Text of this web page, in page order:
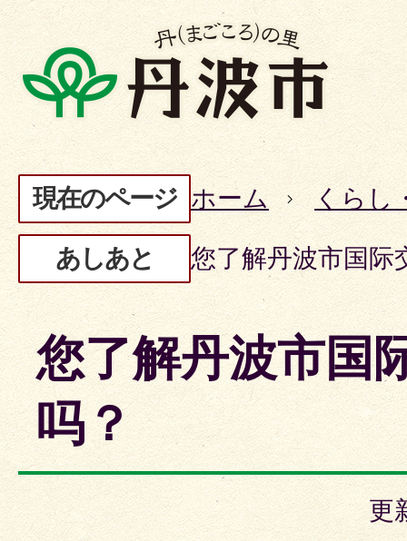
現在のページ ホーム くらし
あしあと 您了解丹波市国际
您了解丹波市国
吗？
更